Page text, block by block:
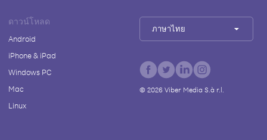
ดาวน์โหลด
Android
iPhone & iPad
Windows PC
Mac
Linux
ภาษาไทย
© 2026Viber Media S.à r.l.